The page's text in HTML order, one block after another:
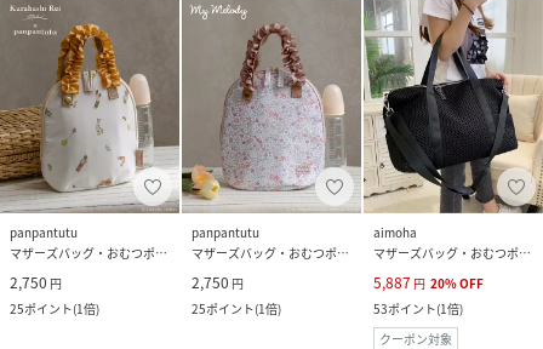
panpantutu
マザーズバッグ・おむつポーチ
2,750 円
25ポイント(1倍)
panpantutu
マザーズバッグ・おむつポーチ
2,750 円
25ポイント(1倍)
aimoha
マザーズバッグ・おむつポーチ
5,887 円 20%OFF
53ポイント(1倍)
クーポン対象